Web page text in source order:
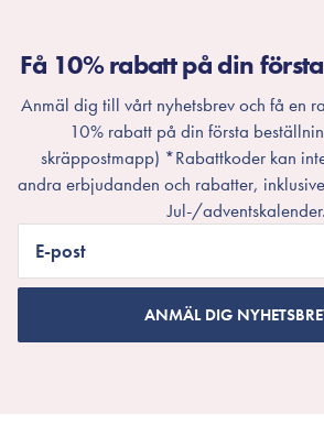
Få 10% rabatt på din
Anmäl dig till vårt nyhetsbrev och få en
10% rabatt på din första
skräppostmapp) *Rabattkoder kan
andra erbjudanden och rabatter,
Jul-/adventskalender.
E-post
ANMÄL DIG